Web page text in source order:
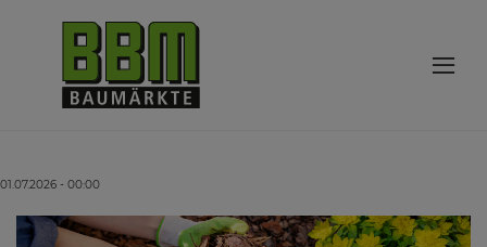
01.07.2026 - 00:00